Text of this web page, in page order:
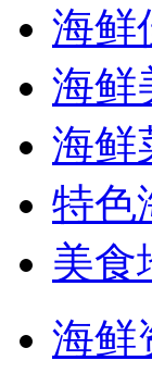
海鲜
海鲜
海鲜
特色
美食
海鲜